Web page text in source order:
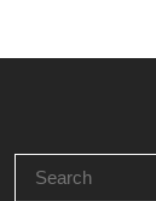
for: